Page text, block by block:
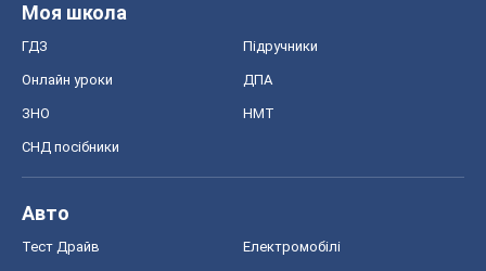
Моя школа
ГДЗ Підручники
Онлайн уроки ДПА
ЗНО НМТ
СНД посібники
Авто
Тест Драйв Електромобілі